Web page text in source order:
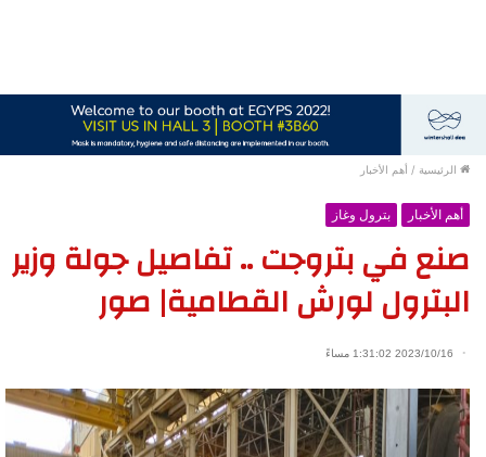
الرئيسية / أهم الأخبار
أهم الأخبار بترول وغاز
صنع في بتروجت .. تفاصيل جولة وزير
البترول لورش القطامية| صور
2023/10/16 1:31:02 مساءً